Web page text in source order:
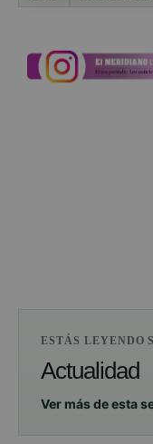
ESTÁS LEYENDO
Actualidad
Ver más de esta